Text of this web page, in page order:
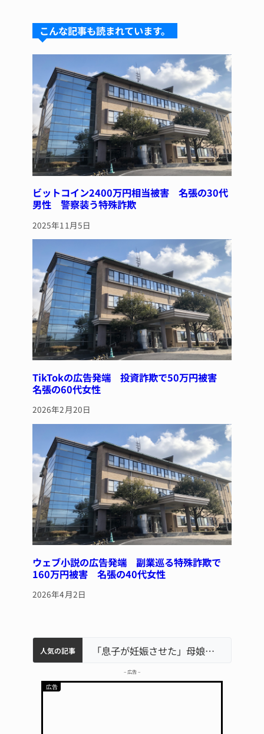
s
k
y
a
d
s
e
b
o
o
k
re
st
こんな記事も読まれています。
ビットコイン2400万円相当被害 名張の30代
男性 警察装う特殊詐欺
2025年11月5日
TikTokの広告発端 投資詐欺で50万円被害
名張の60代女性
2026年2月20日
ウェブ小説の広告発端 副業巡る特殊詐欺で
160万円被害 名張の40代女性
2026年4月2日
人気の記事
名張市水道料金47％値上げへ 答申案、審議会で大筋まとまる
中学校の陶壁モニュメント 地元建設会社がボランティアで清掃 伊賀名張市立病院のDMAT、熊本地震の被災地へ 能登以来3回目の派遣 「息子が妊娠させた」母娘だまされ400万円詐欺被害 名張
– 広告 –